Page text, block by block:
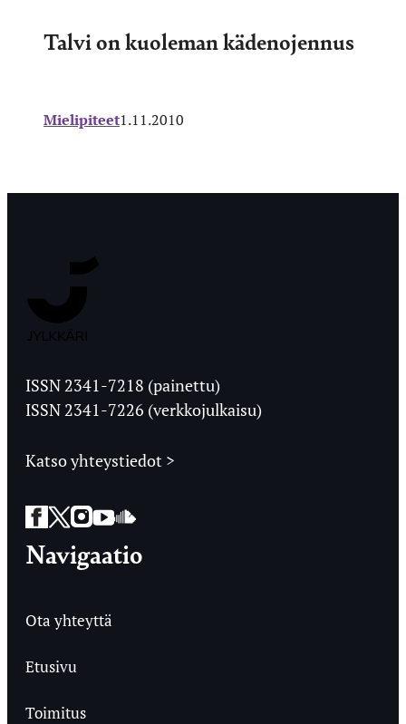
Talvi on kuoleman kädenojennus
Mielipiteet1.11.2010
Ylioppilaslehti
ISSN 2341-7218 (painettu)
ISSN 2341-7226 (verkkojulkaisu)
Katso yhteystiedot >
Facebook
Twitter
Instagram
YouTube
SoundCloud
Navigaatio
Ota yhteyttä
Etusivu
Toimitus